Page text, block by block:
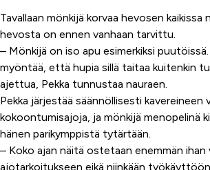
Tavallaan mönkijä korvaa hevosen kaikissa
hevosta on ennen vanhaan tarvittu.
– Mönkijä on iso apu esimerkiksi
myöntää, että hupia sillä taitaa kuitenkin
ajettua, Pekka tunnustaa nauraen.
Pekka järjestää säännöllisesti kavereineen
kokoontumisajoja, ja mönkijä menopelinä
hänen parikymppistä tytärtään.
– Koko ajan näitä ostetaan enemmän ihan
ajotarkoitukseen eikä niinkään